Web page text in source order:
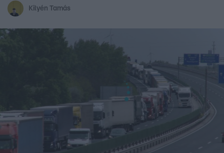
Kilyén Tamás